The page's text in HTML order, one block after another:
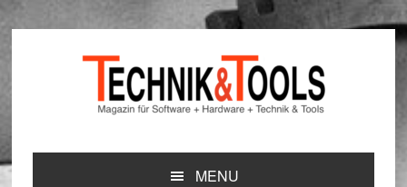
Zur
Hauptnavigation
springen
Zum
Inhalt
springen
Zur
Seitenspalte
springen
MENU